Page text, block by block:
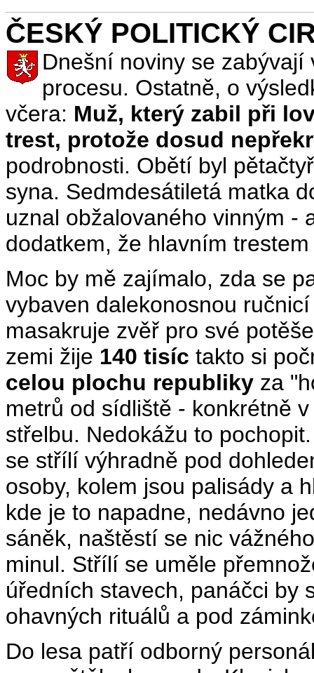
ČESKÝ POLITICKÝ
Dnešní noviny se
procesu. Ostatně, o
včera: Muž, který zabil při
trest, protože dosud
podrobnosti. Obětí byl
syna. Sedmdesátiletá matka
uznal obžalovaného vinným -
dodatkem, že hlavním
Moc by mě zajímalo, zda se
vybaven dalekonosnou
masakruje zvěř pro své
zemi žije 140 tisíc takto si
celou plochu republiky za
metrů od sídliště - konkrétně
střelbu. Nedokážu to
se střílí výhradně pod
osoby, kolem jsou palisády a
kde je to napadne, nedávno
sáněk, naštěstí se nic
minul. Střílí se uměle
úředních stavech, panáčci by
ohavných rituálů a pod
Do lesa patří odborný